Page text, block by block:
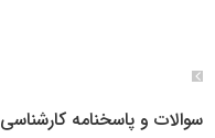
سوالات و پاسخنامه کارشناسی